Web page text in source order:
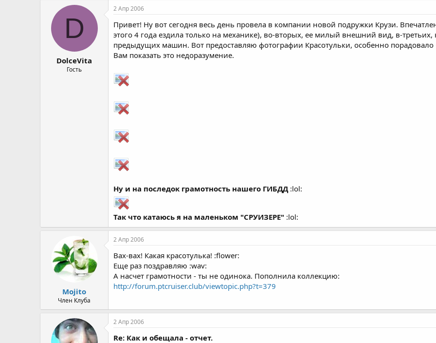
т
а
л
D
DolceVita
Гость
2 Апр 2006
Привет! Ну вот сегодня весь день провела в компании новой подружки Крузи.
этого 4 года ездила только на механике), во-вторых, ее милый внешний вид, в-
предыдущих машин. Вот предоставляю фотографии Красотульки, особенно порадовало
Вам показать это недоразумение.
Ну и на последок грамотность нашего ГИБДД:lol:
Так что катаюсь я на маленьком "СРУИЗЕРЕ" :lol:
Mojito
Член Клуба
2 Апр 2006
Вах-вах! Какая красотулька! :flower:
Еще раз поздравляю :wav:
А насчет грамотности - ты не одинока. Пополнила коллекцию:
http://forum.ptcruiser.club/viewtopic.php?t=379
2 Апр 2006
Re: Как и обещала - отчет.